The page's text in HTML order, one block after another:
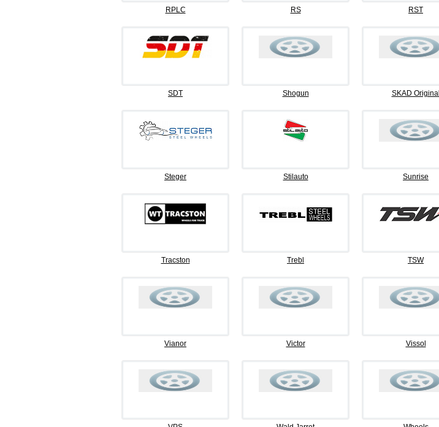
RPLC RS RST
SDT Shogun SKAD Original
Steger Stilauto Sunrise
Tracston Trebl TSW
Vianor Victor Vissol